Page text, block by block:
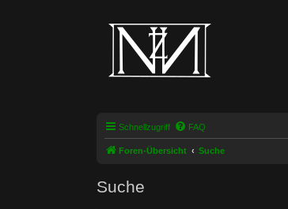
Schnellzugriff FAQ
Foren-Übersicht Suche
Suche